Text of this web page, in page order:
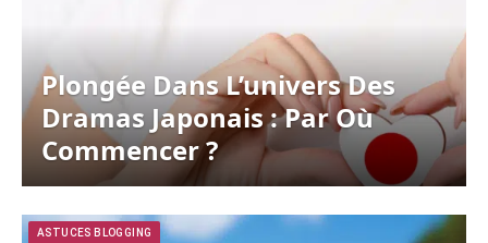
Plongée Dans L’univers Des
Dramas Japonais : Par Où
Commencer ?
ASTUCES BLOGGING